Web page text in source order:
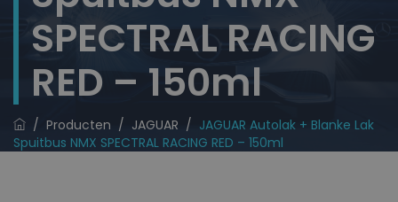
SPECTRAL RACING
RED – 150ml
/ Producten / JAGUAR / JAGUAR Autolak + Blanke Lak
Spuitbus NMX SPECTRAL RACING RED – 150ml